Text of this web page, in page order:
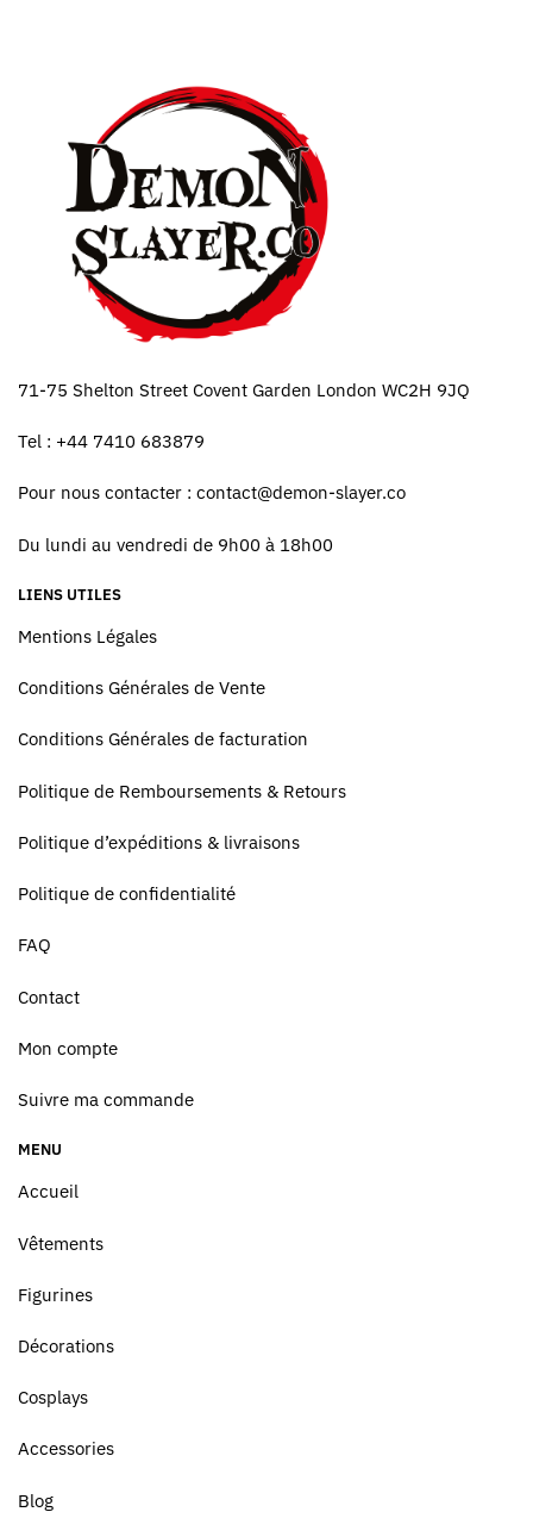
71-75 Shelton Street Covent Garden London WC2H 9JQ
Tel : +44 7410 683879
Pour nous contacter : contact@demon-slayer.co
Du lundi au vendredi de 9h00 à 18h00
LIENS UTILES
Mentions Légales
Conditions Générales de Vente
Conditions Générales de facturation
Politique de Remboursements & Retours
Politique d’expéditions & livraisons
Politique de confidentialité
FAQ
Contact
Mon compte
Suivre ma commande
MENU
Accueil
Vêtements
Figurines
Décorations
Cosplays
Accessories
Blog